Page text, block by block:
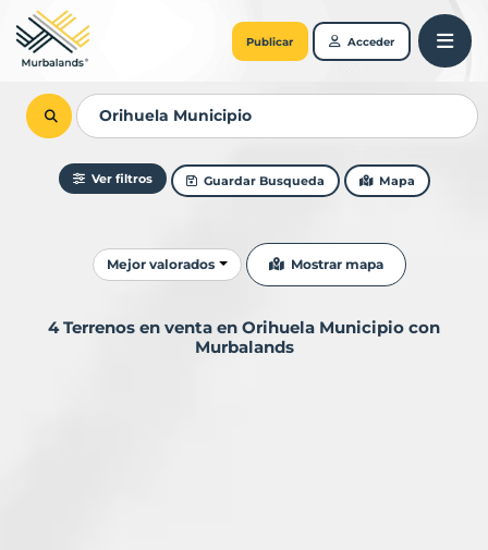
Publicar Acceder
Ver filtros Guardar Busqueda Mapa
Ordenar resultados
Mejor valorados Mostrar mapa
4 Terrenos en venta en Orihuela Municipio con
Murbalands